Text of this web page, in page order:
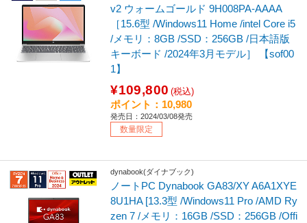
v2 ウォームゴールド 9H008PA-AAAA
［15.6型 /Windows11 Home /intel Core i5
/メモリ：8GB /SSD：256GB /日本語版
キーボード /2024年3月モデル］ 【sof00
1】
¥109,800 (税込)
ポイント：10,980
発売日：2024/03/08発売
数量限定
dynabook(ダイナブック)
ノートPC Dynabook GA83/XY A6A1XYE
8U1HA [13.3型 /Windows11 Pro /AMD Ry
zen 7 /メモリ：16GB /SSD：256GB /Offi